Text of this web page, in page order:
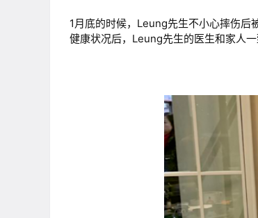
1月底的时候，Leung先生不小心摔伤
健康状况后，Leung先生的医生和家人一